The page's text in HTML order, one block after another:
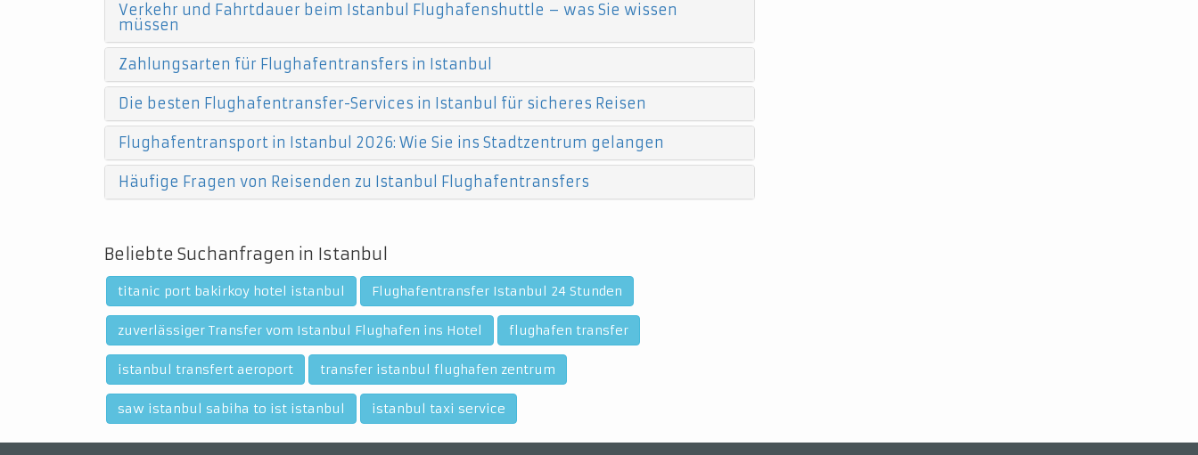
Verkehr und Fahrtdauer beim Istanbul Flughafenshuttle – was Sie wissen
müssen
Zahlungsarten für Flughafentransfers in Istanbul
Die besten Flughafentransfer-Services in Istanbul für sicheres Reisen
Flughafentransport in Istanbul 2026: Wie Sie ins Stadtzentrum gelangen
Häufige Fragen von Reisenden zu Istanbul Flughafentransfers
Beliebte Suchanfragen in Istanbul
titanic port bakirkoy hotel istanbul Flughafentransfer Istanbul 24 Stunden
zuverlässiger Transfer vom Istanbul Flughafen ins Hotel flughafen transfer
istanbul transfert aeroport transfer istanbul flughafen zentrum
saw istanbul sabiha to ist istanbul istanbul taxi service